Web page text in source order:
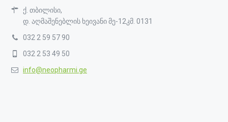
ქ. თბილისი,
დ. აღმაშენებლის ხეივანი მე-12კმ. 0131
032 2 59 57 90
032 2 53 49 50
info@neopharmi.ge